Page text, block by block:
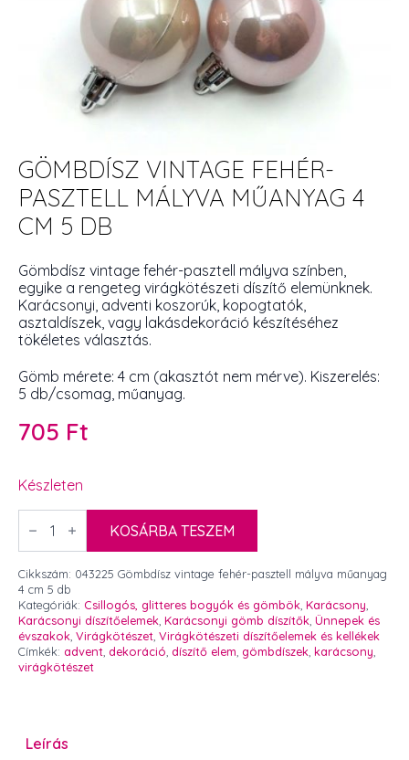
GÖMBDÍSZ VINTAGE FEHÉR-
PASZTELL MÁLYVA MŰANYAG 4
CM 5 DB
Gömbdísz vintage fehér-pasztell mályva színben,
egyike a rengeteg virágkötészeti díszítő elemünknek.
Karácsonyi, adventi koszorúk, kopogtatók,
asztaldíszek, vagy lakásdekoráció készítéséhez
tökéletes választás.
Gömb mérete: 4 cm (akasztót nem mérve). Kiszerelés:
5 db/csomag, műanyag.
705 Ft
Készleten
Gömbdísz
vintage
mályva
műanyag
4
cm
5
db
mennyiség
KOSÁRBA TESZEM
Cikkszám: 043225 Gömbdísz vintage fehér-pasztell mályva műanyag
4 cm 5 db
Kategóriák: Csillogós, glitteres bogyók és gömbök, Karácsony,
Karácsonyi díszítőelemek, Karácsonyi gömb díszítők, Ünnepek és
évszakok, Virágkötészet, Virágkötészeti díszítőelemek és kellékek
Címkék: advent, dekoráció, díszítő elem, gömbdíszek, karácsony,
virágkötészet
Leírás